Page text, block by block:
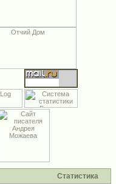
Статистика